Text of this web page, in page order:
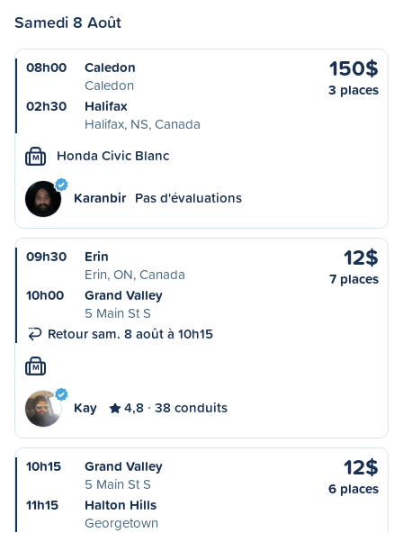
Samedi 8 Août
08h00
Caledon
Caledon
02h30
Halifax
Halifax, NS, Canada
150$
3 places
M Honda Civic Blanc
Karanbir Pas d'évaluations
09h30
Erin
Erin, ON, Canada
10h00
Grand Valley
5 Main St S
Retour sam. 8 août à 10h15
12$
7 places
M
Kay 4,8 38 conduits
10h15
Grand Valley
5 Main St S
11h15
Halton Hills
Georgetown
12$
6 places